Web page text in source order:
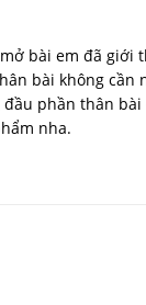
bài em đã giới
bài không cần
phần thân
nha.